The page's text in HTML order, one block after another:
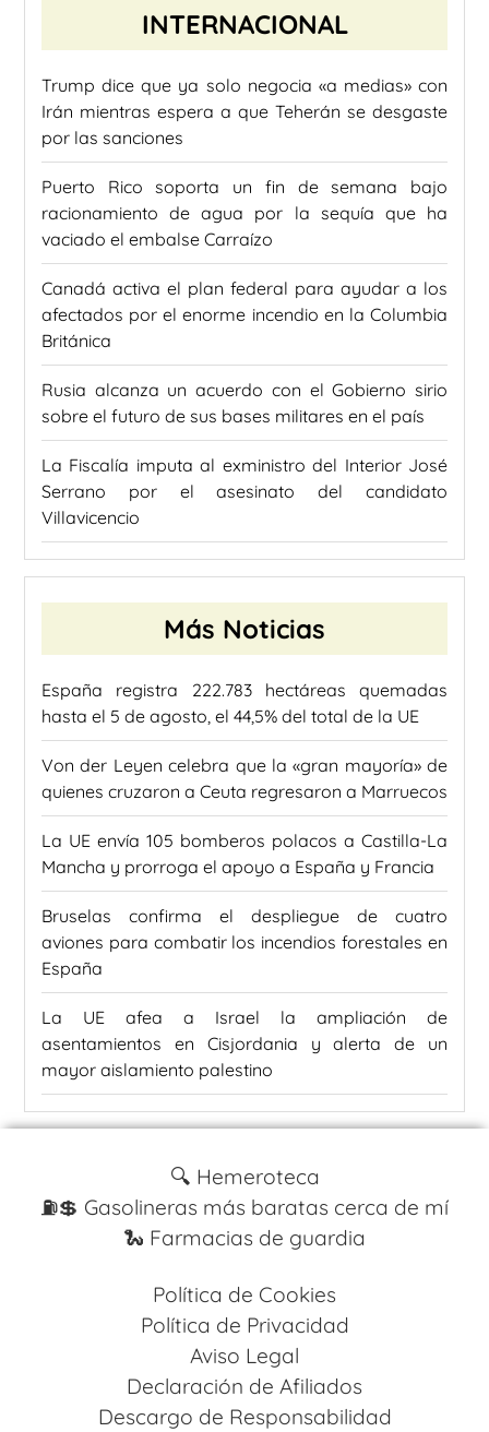
INTERNACIONAL
Trump dice que ya solo negocia «a medias» con
Irán mientras espera a que Teherán se desgaste
por las sanciones
Puerto Rico soporta un fin de semana bajo
racionamiento de agua por la sequía que ha
vaciado el embalse Carraízo
Canadá activa el plan federal para ayudar a los
afectados por el enorme incendio en la Columbia
Británica
Rusia alcanza un acuerdo con el Gobierno sirio
sobre el futuro de sus bases militares en el país
La Fiscalía imputa al exministro del Interior José
Serrano por el asesinato del candidato
Villavicencio
Más Noticias
España registra 222.783 hectáreas quemadas
hasta el 5 de agosto, el 44,5% del total de la UE
Von der Leyen celebra que la «gran mayoría» de
quienes cruzaron a Ceuta regresaron a Marruecos
La UE envía 105 bomberos polacos a Castilla-La
Mancha y prorroga el apoyo a España y Francia
Bruselas confirma el despliegue de cuatro
aviones para combatir los incendios forestales en
España
La UE afea a Israel la ampliación de
asentamientos en Cisjordania y alerta de un
mayor aislamiento palestino
🔍 Hemeroteca
⛽️💲 Gasolineras más baratas cerca de mí
🐍 Farmacias de guardia
Política de Cookies
Política de Privacidad
Aviso Legal
Declaración de Afiliados
Descargo de Responsabilidad